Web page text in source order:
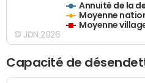
Annuité de la
Moyenne
Moyenne
© JDN 2026
Capacité de